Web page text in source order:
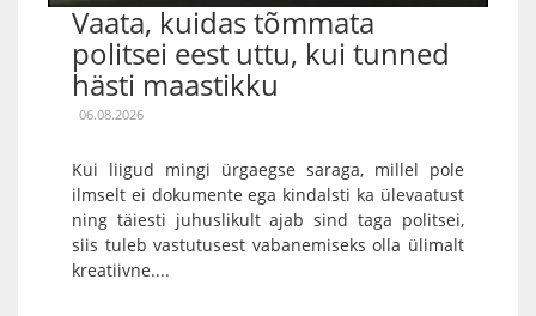
Vaata, kuidas tõmmata
politsei eest uttu, kui tunned
hästi maastikku
06.08.2026
Kui liigud mingi ürgaegse saraga, millel pole
ilmselt ei dokumente ega kindalsti ka ülevaatust
ning täiesti juhuslikult ajab sind taga politsei,
siis tuleb vastutusest vabanemiseks olla ülimalt
kreatiivne....